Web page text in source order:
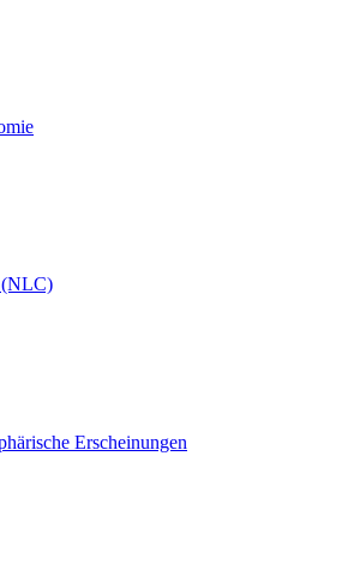
(NLC)
Erscheinungen